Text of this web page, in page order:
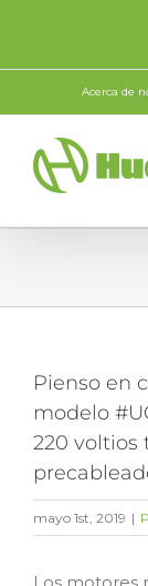
content
Acerca de
Pienso en
modelo
220 voltios
mayo 1st, 2019 |